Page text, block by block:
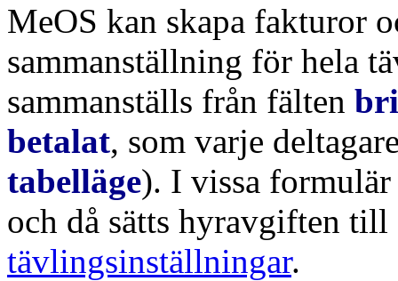
MeOS kan skapa fakturor
sammanställning för hela
sammanställs från fälten
betalat, som varje
tabelläge). I vissa
och då sätts hyravgiften
tävlingsinställningar.